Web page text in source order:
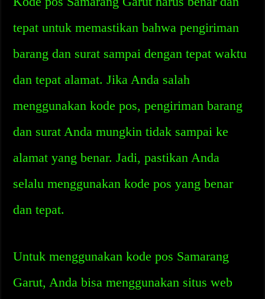
tepat untuk memastikan bahwa pengiriman
barang dan surat sampai dengan tepat waktu
dan tepat alamat. Jika Anda salah
menggunakan kode pos, pengiriman barang
dan surat Anda mungkin tidak sampai ke
alamat yang benar. Jadi, pastikan Anda
selalu menggunakan kode pos yang benar
dan tepat.
Untuk menggunakan kode pos Samarang
Garut, Anda bisa menggunakan situs web